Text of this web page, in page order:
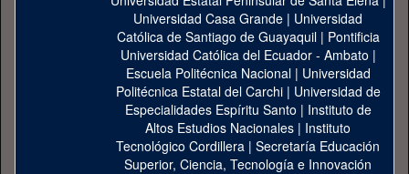
Universidad Casa Grande | Universidad
Católica de Santiago de Guayaquil| Pontificia
Universidad Católica del Ecuador - Ambato |
Escuela Politécnica Nacional| Universidad
Politécnica Estatal del Carchi| Universidad de
Especialidades Espíritu Santo | Instituto de
Altos Estudios Nacionales | Instituto
Tecnológico Cordillera | Secretaría Educación
Superior, Ciencia, Tecnología e Innovación